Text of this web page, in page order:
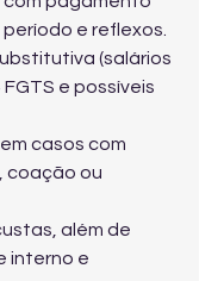
e reflexos.
(salários
FGTS e possíveis
casos com
coação ou
além de
interno e